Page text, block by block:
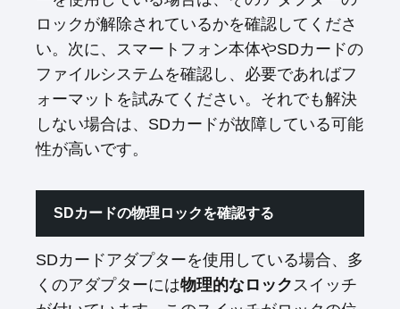
ロックが解除されているかを確認してくださ
い。次に、スマートフォン本体やSDカードの
ファイルシステムを確認し、必要であればフ
ォーマットを試みてください。それでも解決
しない場合は、SDカードが故障している可能
性が高いです。
SDカードの物理ロックを確認する
SDカードアダプターを使用している場合、多
くのアダプターには物理的なロックスイッチ